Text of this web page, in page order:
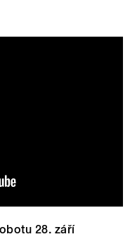
28. září